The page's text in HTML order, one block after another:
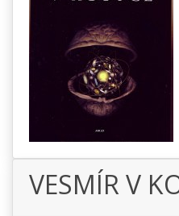
VESMÍR V